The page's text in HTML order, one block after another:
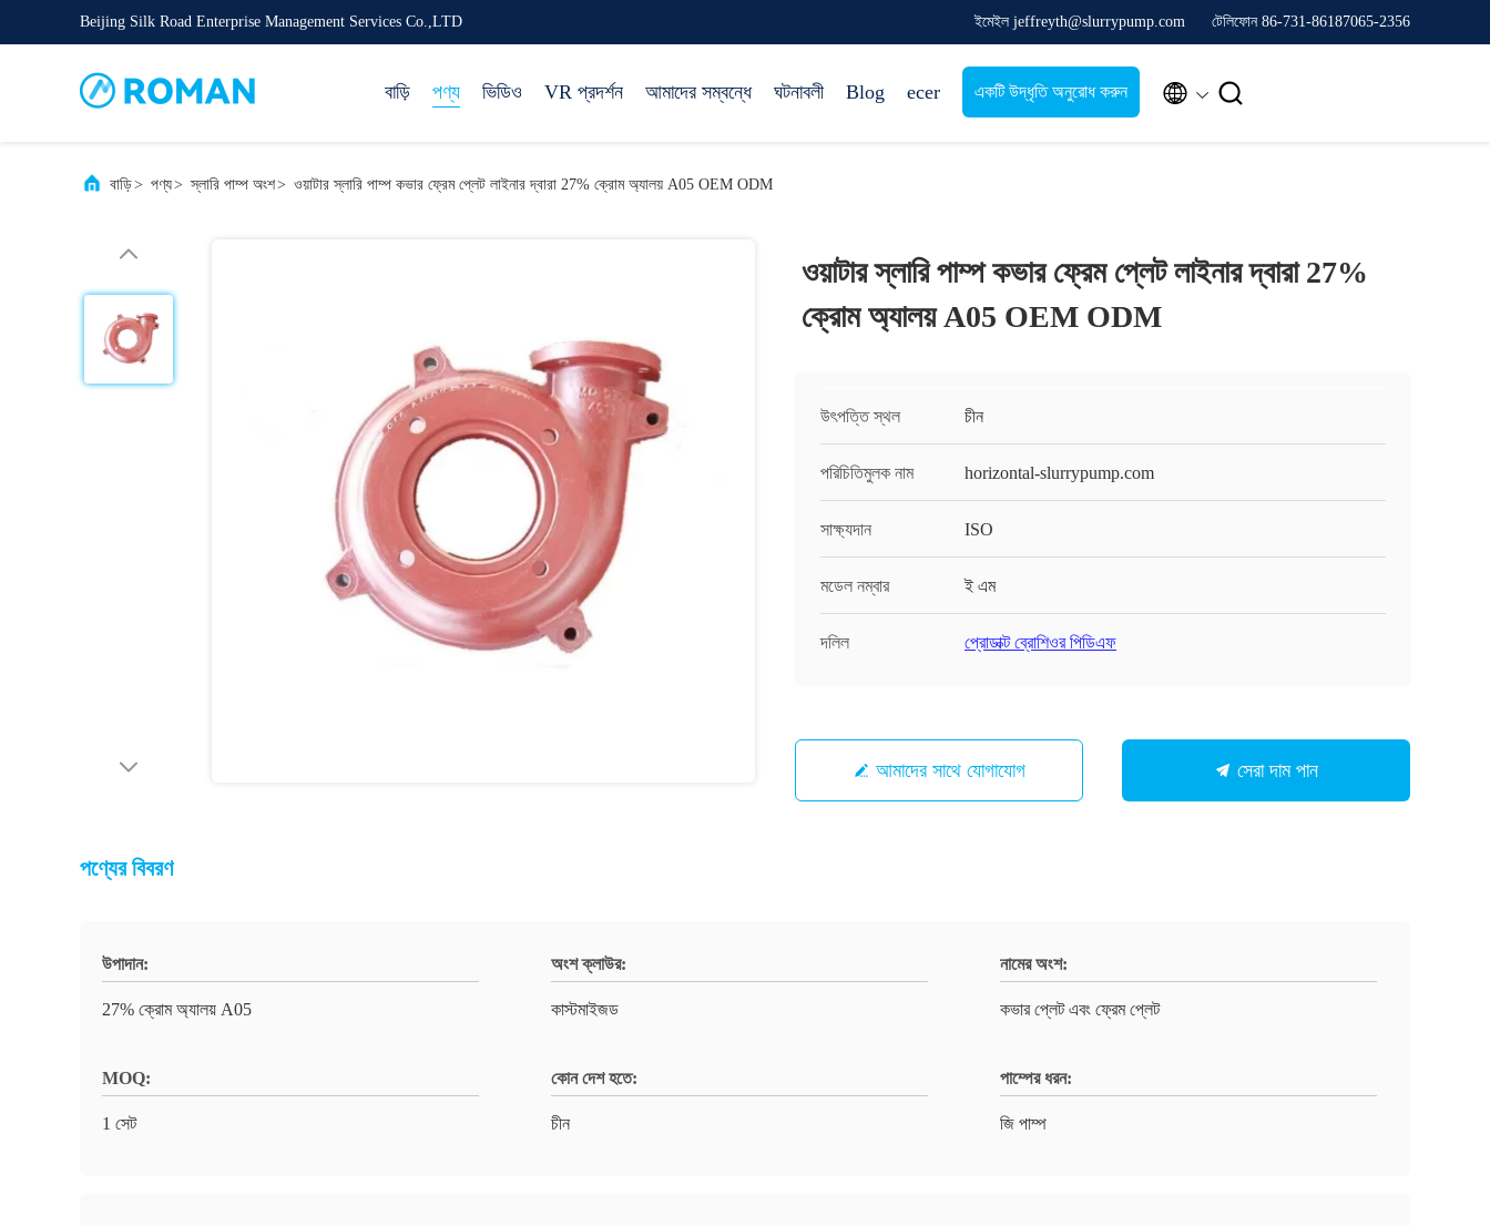
Beijing Silk Road Enterprise Management Services Co.,LTD ইমেইল jeffreyth@slurrypump.com টেলিফোন 86-731-86187065-2356
বাড়ি পণ্য ভিডিও VR প্রদর্শন আমাদের সম্বন্ধে ঘটনাবলী Blog ecer একটি উদ্ধৃতি অনুরোধ করুন  
বাড়ি> পণ্য> স্লারি পাম্প অংশ> ওয়াটার স্লারি পাম্প কভার ফ্রেম প্লেট লাইনার দ্বারা 27% ক্রোম অ্যালয় A05 OEM ODM
ওয়াটার স্লারি পাম্প কভার ফ্রেম প্লেট লাইনার দ্বারা 27%
ক্রোম অ্যালয় A05 OEM ODM
উৎপত্তি স্থল চীন
পরিচিতিমুলক নাম horizontal-slurrypump.com
সাক্ষ্যদান ISO
মডেল নম্বার ই এম
দলিল প্রোডাক্ট ব্রোশিওর পিডিএফ
আমাদের সাথে যোগাযোগ সেরা দাম পান
পণ্যের বিবরণ
উপাদান:
27% ক্রোম অ্যালয় A05
অংশ ক্লাউর:
কাস্টমাইজড
নামের অংশ:
কভার প্লেট এবং ফ্রেম প্লেট
MOQ:
1 সেট
কোন দেশ হতে:
চীন
পাম্পের ধরন:
জি পাম্প